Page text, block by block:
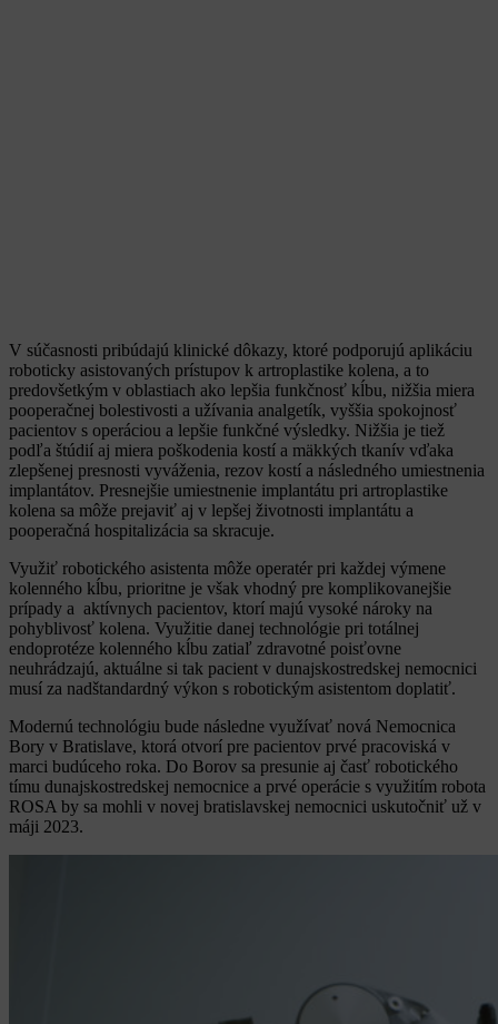
V súčasnosti pribúdajú klinické dôkazy, ktoré podporujú aplikáciu
roboticky asistovaných prístupov k artroplastike kolena, a to
predovšetkým v oblastiach ako lepšia funkčnosť kĺbu, nižšia miera
pooperačnej bolestivosti a užívania analgetík, vyššia spokojnosť
pacientov s operáciou a lepšie funkčné výsledky. Nižšia je tiež
podľa štúdií aj miera poškodenia kostí a mäkkých tkanív vďaka
zlepšenej presnosti vyváženia, rezov kostí a následného umiestnenia
implantátov. Presnejšie umiestnenie implantátu pri artroplastike
kolena sa môže prejaviť aj v lepšej životnosti implantátu a
pooperačná hospitalizácia sa skracuje.
Využiť robotického asistenta môže operatér pri každej výmene
kolenného kĺbu, prioritne je však vhodný pre komplikovanejšie
prípady a aktívnych pacientov, ktorí majú vysoké nároky na
pohyblivosť kolena. Využitie danej technológie pri totálnej
endoprotéze kolenného kĺbu zatiaľ zdravotné poisťovne
neuhrádzajú, aktuálne si tak pacient v dunajskostredskej nemocnici
musí za nadštandardný výkon s robotickým asistentom doplatiť.
Modernú technológiu bude následne využívať nová Nemocnica
Bory v Bratislave, ktorá otvorí pre pacientov prvé pracoviská v
marci budúceho roka. Do Borov sa presunie aj časť robotického
tímu dunajskostredskej nemocnice a prvé operácie s využitím robota
ROSA by sa mohli v novej bratislavskej nemocnici uskutočniť už v
máji 2023.